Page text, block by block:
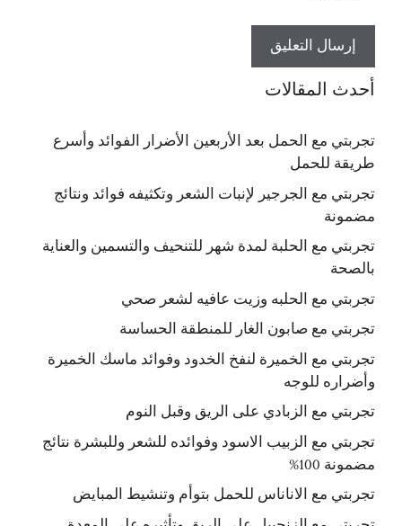
أحدث المقالات
تجربتي مع الحمل بعد الأربعين الأضرار الفوائد وأسرع
طريقة للحمل
تجربتي مع الجرجير لإنبات الشعر وتكثيفه فوائد ونتائج
مضمونة
تجربتي مع الحلبة لمدة شهر للتنحيف والتسمين والعناية
بالصحة
تجربتي مع الحلبه وزيت عافيه لشعر صحي
تجربتي مع صابون الغار للمنطقة الحساسة
تجربتي مع الخميرة لنفخ الخدود وفوائد ماسك الخميرة
وأضراره للوجه
تجربتي مع الزبادي على الريق وقبل النوم
تجربتي مع الزبيب الاسود وفوائده للشعر وللبشرة نتائج
مضمونة 100%
تجربتي مع الاناناس للحمل بتوأم وتنشيط المبايض